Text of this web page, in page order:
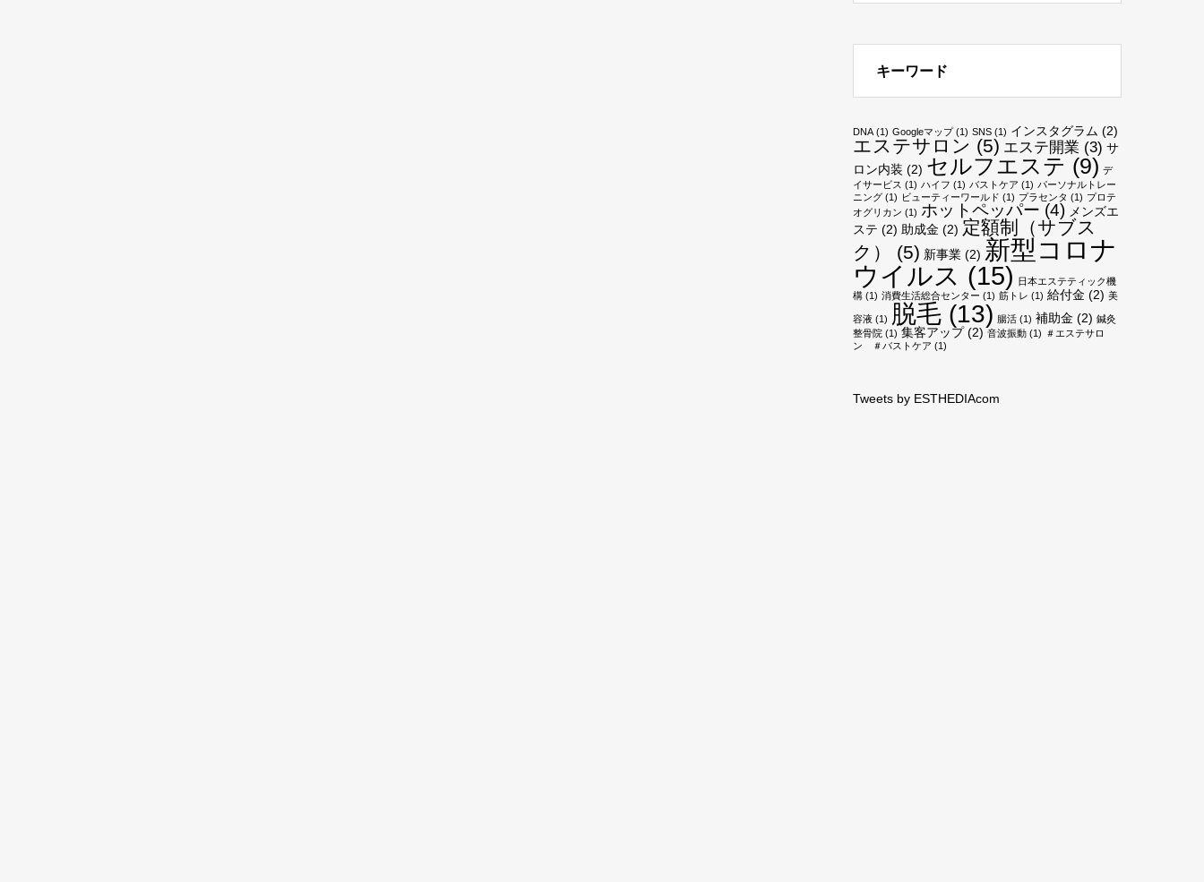
キーワード
DNA (1) Googleマップ(1) SNS (1) インスタグラム (2)
エステサロン (5) エステ開業 (3) サ
ロン内装 (2) セルフエステ (9) デ
イサービス (1) ハイフ (1) バストケア (1) パーソナルトレー
ニング (1) ビューティーワールド (1) プラセンタ (1) プロテ
オグリカン (1) ホットペッパー (4) メンズエ
ステ (2) 助成金 (2) 定額制（サブス
ク）
(5) 新事業 (2) 新型コロナ
ウイルス (15) 日本エステティック機
構 (1) 消費生活総合センター (1) 筋トレ (1) 給付金 (2) 美
容液 (1) 脱毛 (13) 腸活 (1) 補助金 (2) 鍼灸
整骨院 (1) 集客アップ(2) 音波振動 (1) ＃エステサロ
ン ＃バストケア (1)
Tweets by ESTHEDIAcom